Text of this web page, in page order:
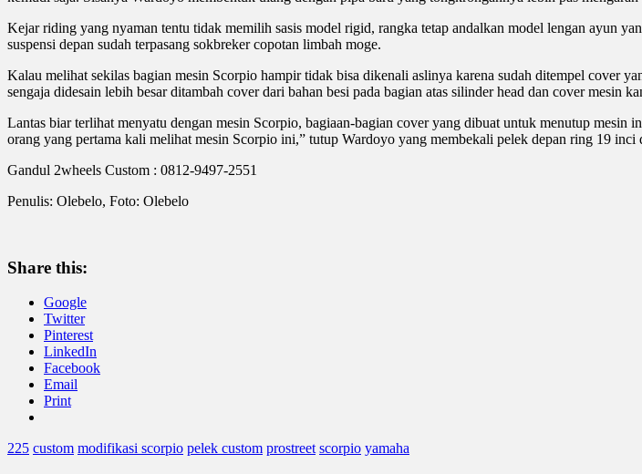
Kejar riding yang nyaman tentu tidak memilih sasis model rigid, rangka tetap andalkan model lengan ayun
suspensi depan sudah terpasang sokbreker copotan limbah moge.
Kalau melihat sekilas bagian mesin Scorpio hampir tidak bisa dikenali aslinya karena sudah ditempel cover
sengaja didesain lebih besar ditambah cover dari bahan besi pada bagian atas silinder head dan cover mesin
Lantas biar terlihat menyatu dengan mesin Scorpio, bagiaan-bagian cover yang dibuat untuk menutup mesin
orang yang pertama kali melihat mesin Scorpio ini,” tutup Wardoyo yang membekali pelek depan ring 19 inci
Gandul 2wheels Custom : 0812-9497-2551
Penulis: Olebelo, Foto: Olebelo
Share this:
Google
Twitter
Pinterest
LinkedIn
Facebook
Email
Print
225 custom modifikasi scorpio pelek custom prostreet scorpio yamaha